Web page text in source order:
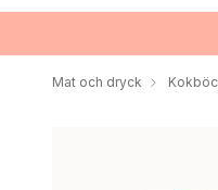
Mat och dryck